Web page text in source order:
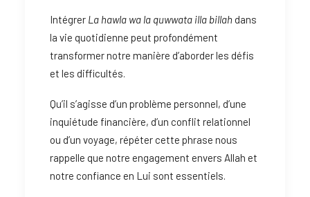
Intégrer La hawla wa la quwwata illa billah dans
la vie quotidienne peut profondément
transformer notre manière d’aborder les défis
et les difficultés.
Qu’il s’agisse d’un problème personnel, d’une
inquiétude financière, d’un conflit relationnel
ou d’un voyage, répéter cette phrase nous
rappelle que notre engagement envers Allah et
notre confiance en Lui sont essentiels.